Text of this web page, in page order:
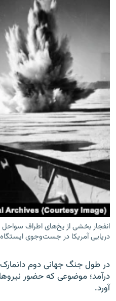
انفجار بخشی از یخ‌های اطراف
دریایی آمریکا در جست‌وجوی
در طول جنگ جهانی دوم
درآمد؛ موضوعی که حضور
آورد.